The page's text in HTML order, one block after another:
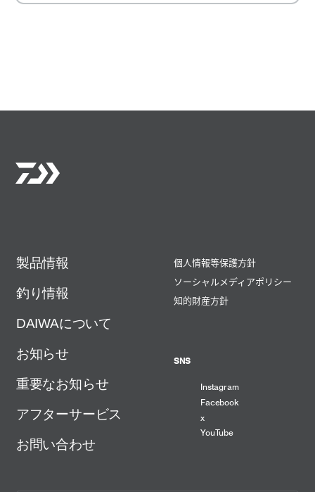
製品情報
釣り情報
DAIWAについて
お知らせ
重要なお知らせ
アフターサービス
お問い合わせ
個人情報等保護方針
ソーシャルメディアポリシー
知的財産方針
SNS
Instagram
Facebook
x
YouTube